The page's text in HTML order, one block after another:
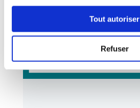
Tout autoriser
Refuser